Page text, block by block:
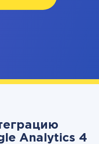
Analytics 4